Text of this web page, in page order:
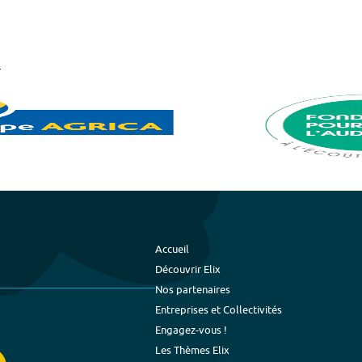
Accueil
Découvrir Elix
Nos partenaires
Entreprises et Collectivités
Engagez-vous !
Les Thèmes Elix